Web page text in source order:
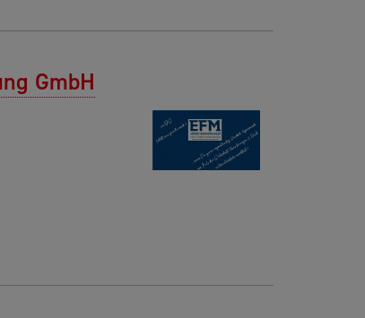
GmbH